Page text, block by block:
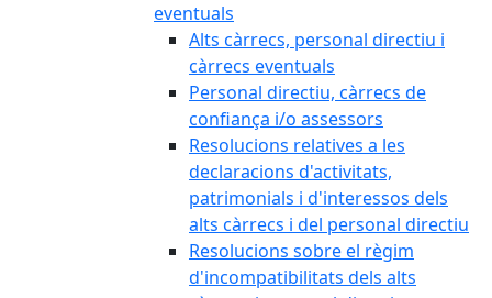
eventuals
Alts càrrecs, personal directiu i
càrrecs eventuals
Personal directiu, càrrecs de
confiança i/o assessors
Resolucions relatives a les
declaracions d'activitats,
patrimonials i d'interessos dels
alts càrrecs i del personal directiu
Resolucions sobre el règim
d'incompatibilitats dels alts